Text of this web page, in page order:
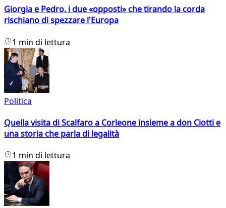
Giorgia e Pedro, i due «opposti» che tirando la corda
rischiano di spezzare l'Europa
1 min di lettura
Politica
Quella visita di Scalfaro a Corleone insieme a don Ciotti e
una storia che parla di legalità
1 min di lettura